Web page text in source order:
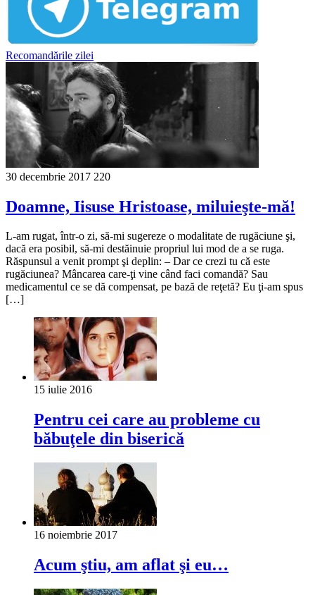
Recomandările zilei
30 decembrie 2017 220
Doamne, Iisuse Hristoase, miluieşte-mă!
L-am rugat, într-o zi, să-mi sugereze o modalitate de rugăciune şi,
dacă era posibil, să-mi destăinuie propriul lui mod de a se ruga.
Răspunsul a venit prompt şi deplin: ‒ Dar ce crezi tu că este
rugăciunea? Mâncarea care-ţi vine când faci comandă? Sau
medicamentul ce se dă compensat, pe bază de reţetă? Eu ţi-am spus
[…]
15 iulie 2016
Pentru cei care au probleme cu
băbuţele din biserică
16 noiembrie 2017
Acum ştiu, am aflat şi eu…